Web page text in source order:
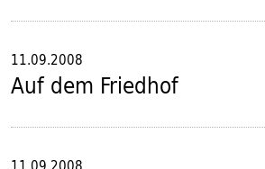
11.09.2008
Auf dem Friedhof